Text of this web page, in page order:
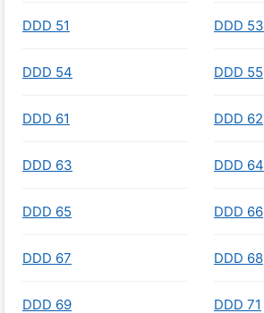
DDD 51 DDD 53
DDD 54 DDD 55
DDD 61 DDD 62
DDD 63 DDD 64
DDD 65 DDD 66
DDD 67 DDD 68
DDD 69 DDD 71